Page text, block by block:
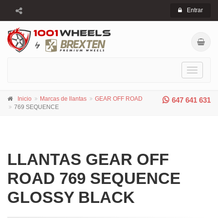
Entrar
Toggle
647 641 631
Inicio Marcas de llantas
GEAR OFF ROAD
769 SEQUENCE
LLANTAS GEAR OFF
ROAD 769 SEQUENCE
GLOSSY BLACK